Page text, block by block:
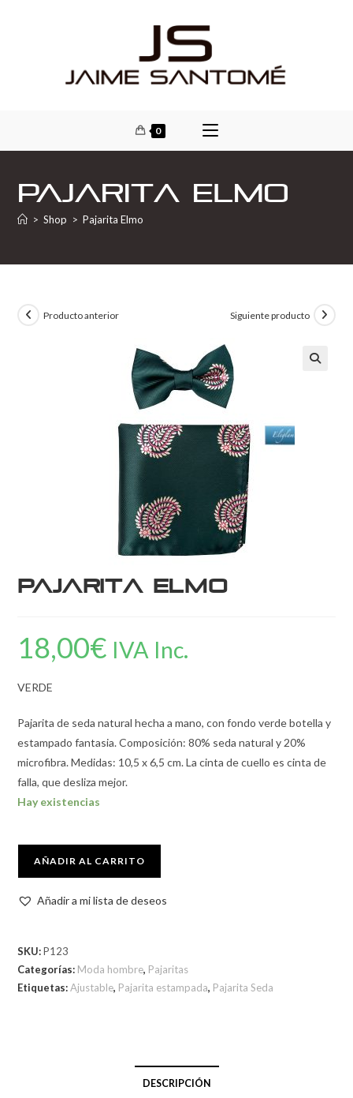
0
Pajarita Elmo
> Shop > Pajarita Elmo
Producto anterior Siguiente producto
Pajarita Elmo
18,00€ IVA Inc.
VERDE
Pajarita de seda natural hecha a mano, con fondo verde botella y
estampado fantasia. Composición: 80% seda natural y 20%
microfibra. Medidas: 10,5 x 6,5 cm. La cinta de cuello es cinta de
falla, que desliza mejor.
Hay existencias
AÑADIR AL CARRITO
Añadir a mi lista de deseos
SKU:P123
Categorías: Moda hombre, Pajaritas
Etiquetas:Ajustable, Pajarita estampada, Pajarita Seda
DESCRIPCIÓN